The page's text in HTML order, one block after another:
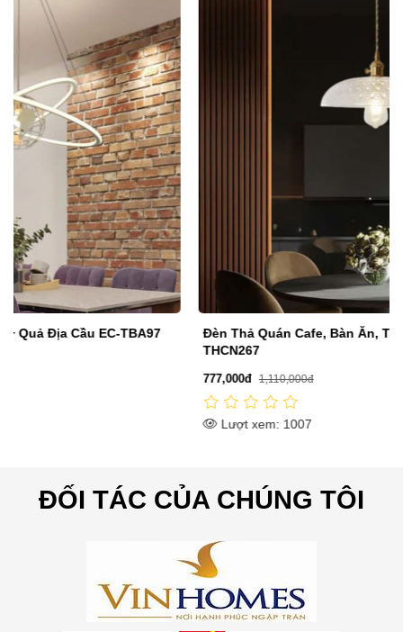
Đèn Thả Quán Cafe, Bàn Ăn, Tab Đầu Giường PH-
ĐỐI TÁC CỦA CHÚNG TÔI